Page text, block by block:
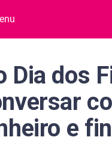
Dia dos
e